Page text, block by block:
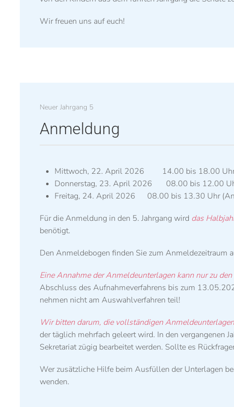
Wir freuen uns auf euch!
Neuer Jahrgang 5
Anmeldung
Mittwoch, 22. April 2026 14.00 bis 18.00
Donnerstag, 23. April 2026 08.00 bis 12.00
Freitag, 24. April 2026 08.00 bis 13.30 Uhr
Für die Anmeldung in den 5. Jahrgang wird das
benötigt.
Den Anmeldebogen finden Sie zum Anmeldezeitraum
Eine Annahme der Anmeldeunterlagen kann nur zu
Abschluss des Aufnahmeverfahrens bis zum
nehmen nichtam Auswahlverfahren teil!
Wir bitten darum, die vollständigen
der täglich mehrfach geleert wird. In den vergangenen
Sekretariat zügig bearbeitet werden. Sollte es
Wer zusätzliche Hilfe beim Ausfüllen der Unterlagen
wenden.